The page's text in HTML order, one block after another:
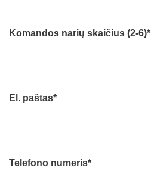
Komandos narių skaičius (2-6)*
El. paštas*
Telefono numeris*